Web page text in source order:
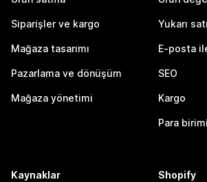
Siparişler ve kargo
Mağaza tasarımı
Pazarlama ve dönüşüm
Mağaza yönetimi
Yukarı
E-posta
SEO
Kargo
Para
Kaynaklar Shopify